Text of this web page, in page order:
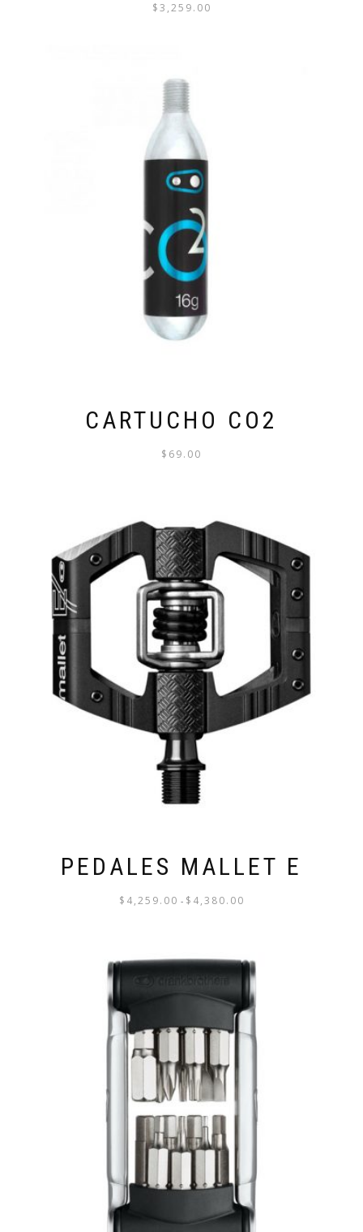
$3,259.00
TIENE
MÚLTIPLES
VARIANTES.
LAS
OPCIONES
SE
PUEDEN
ELEGIR
EN
LA
PÁGINA
DE
CARTUCHO CO2
$ 69.00
PEDALES MALLET E
$ 4,259.00 - $ 4,380.00
DESDE
$4,259.00
HASTA
$4,380.00
TIENE
MÚLTIPLES
VARIANTES.
LAS
OPCIONES
SE
ELEGIR
EN
LA
DE